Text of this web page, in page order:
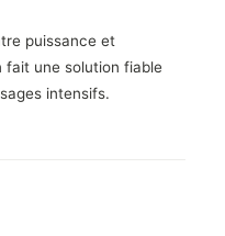
puissance et
une solution fiable
intensifs.